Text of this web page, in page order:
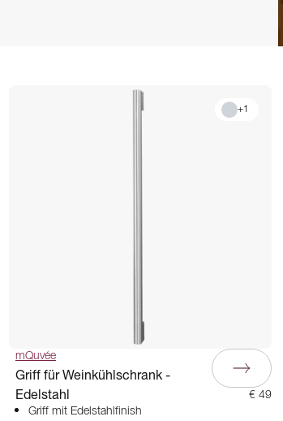
+1
mQuvée
Griff für Weinkühlschrank -
Edelstahl
Griff mit Edelstahlfinish
€ 49